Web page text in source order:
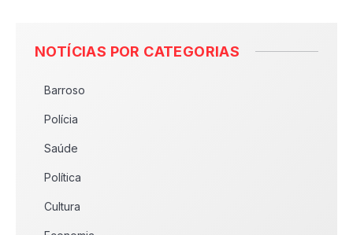
NOTÍCIAS POR CATEGORIAS
Barroso
Polícia
Saúde
Política
Cultura